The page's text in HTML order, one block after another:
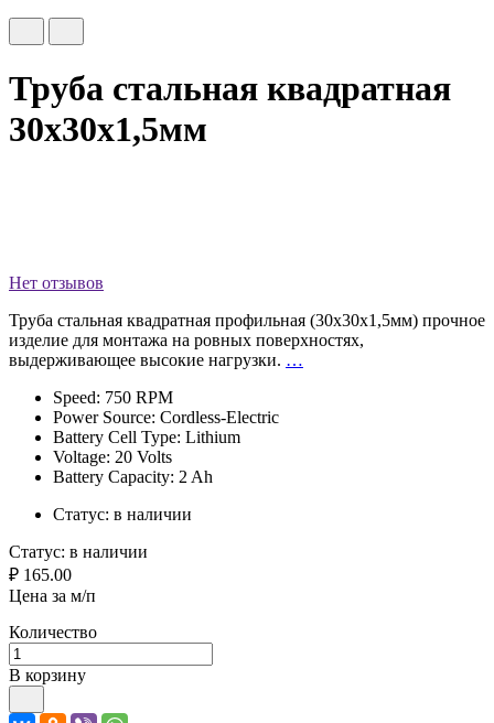
Труба стальная квадратная
30х30х1,5мм
Нет отзывов
Труба стальная квадратная профильная (30х30х1,5мм) прочное
изделие для монтажа на ровных поверхностях,
выдерживающее высокие нагрузки. …
Speed: 750 RPM
Power Source: Cordless-Electric
Battery Cell Type: Lithium
Voltage: 20 Volts
Battery Capacity: 2 Ah
Статус: в наличии
Статус: в наличии
₽ 165.00
Цена за м/п
Количество
В корзину